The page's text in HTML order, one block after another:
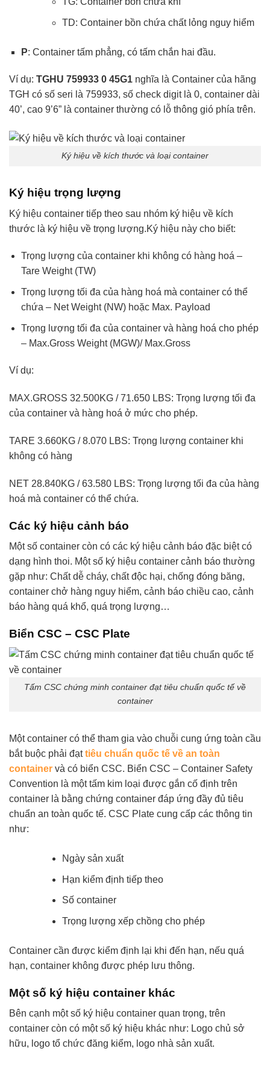
TD: Container bồn chứa chất lỏng nguy hiểm
P: Container tấm phẳng, có tấm chắn hai đầu.
Ví dụ: TGHU 759933 0 45G1 nghĩa là Container của hãng
TGH có số seri là 759933, số check digit là 0, container dài
40’, cao 9’6” là container thường có lỗ thông gió phía trên.
Ký hiệu về kích thước và loại container
Ký hiệu trọng lượng
Ký hiệu container tiếp theo sau nhóm ký hiệu về kích
thước là ký hiệu về trọng lượng.Ký hiệu này cho biết:
Trọng lượng của container khi không có hàng hoá –
Tare Weight (TW)
Trọng lượng tối đa của hàng hoá mà container có thể
chứa – Net Weight (NW) hoặc Max. Payload
Trọng lượng tối đa của container và hàng hoá cho phép
– Max.Gross Weight (MGW)/ Max.Gross
Ví dụ:
MAX.GROSS 32.500KG / 71.650 LBS: Trọng lượng tối đa
của container và hàng hoá ở mức cho phép.
TARE 3.660KG / 8.070 LBS: Trọng lượng container khi
không có hàng
NET 28.840KG / 63.580 LBS: Trọng lượng tối đa của hàng
hoá mà container có thể chứa.
Các ký hiệu cảnh báo
Một số container còn có các ký hiệu cảnh báo đặc biệt có
dạng hình thoi. Một số ký hiệu container cảnh báo thường
gặp như: Chất dễ cháy, chất độc hại, chống đóng băng,
container chở hàng nguy hiểm, cảnh báo chiều cao, cảnh
báo hàng quá khổ, quá trọng lượng…
Biển CSC – CSC Plate
Tấm CSC chứng minh container đạt tiêu chuẩn quốc tế về
container
Một container có thể tham gia vào chuỗi cung ứng toàn cầu
bắt buộc phải đạttiêu chuẩn quốc tế về an toàn
container và có biển CSC. Biển CSC – Container Safety
Convention là một tấm kim loại được gắn cố định trên
container là bằng chứng container đáp ứng đầy đủ tiêu
chuẩn an toàn quốc tế. CSC Plate cung cấp các thông tin
như:
Ngày sản xuất
Hạn kiểm định tiếp theo
Số container
Trọng lượng xếp chồng cho phép
Container cần được kiểm định lại khi đến hạn, nếu quá
hạn, container không được phép lưu thông.
Một số ký hiệu container khác
Bên cạnh một số ký hiệu container quan trọng, trên
container còn có một số ký hiệu khác như: Logo chủ sở
hữu, logo tổ chức đăng kiểm, logo nhà sản xuất.